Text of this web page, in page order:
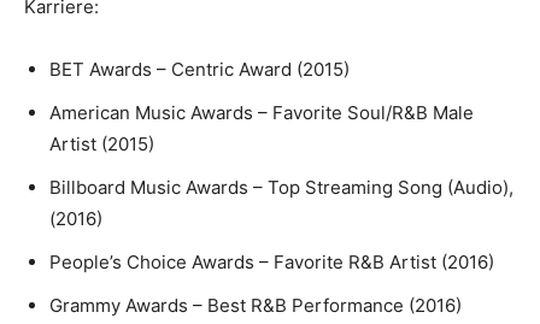
Karriere:
BET Awards – Centric Award (2015)
American Music Awards – Favorite Soul/R&B Male
Artist (2015)
Billboard Music Awards – Top Streaming Song (Audio),
(2016)
People’s Choice Awards – Favorite R&B Artist (2016)
Grammy Awards – Best R&B Performance (2016)